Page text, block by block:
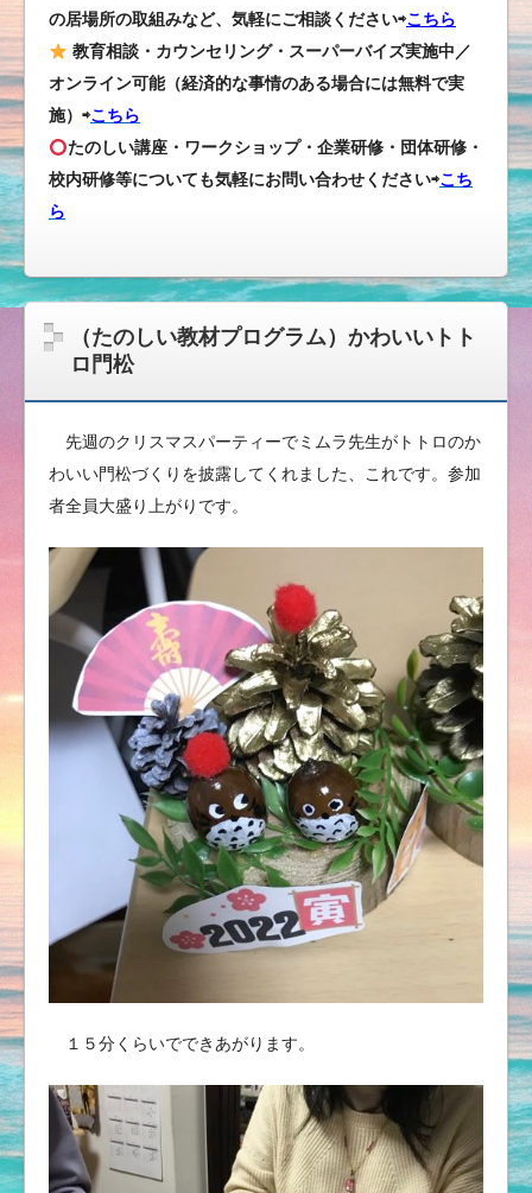
の居場所の取組みなど、気軽にご相談ください⇨こちら
教育相談・カウンセリング・スーパーバイズ実施中／
オンライン可能（経済的な事情のある場合には無料で実
施）⇨こちら
たのしい講座・ワークショップ・企業研修・団体研修・
校内研修等についても気軽にお問い合わせください⇨こち
ら
（たのしい教材プログラム）かわいいトト
ロ門松
先週のクリスマスパーティーでミムラ先生がトトロのか
わいい門松づくりを披露してくれました、これです。参加
者全員大盛り上がりです。
１５分くらいでできあがります。